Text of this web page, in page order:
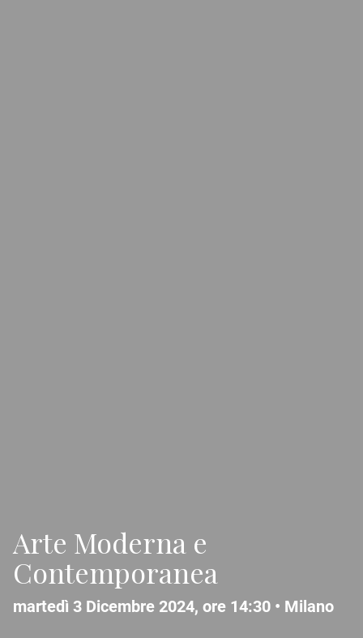
Arte Moderna e
Contemporanea
martedì 3 Dicembre 2024, ore 14:30 • Milano